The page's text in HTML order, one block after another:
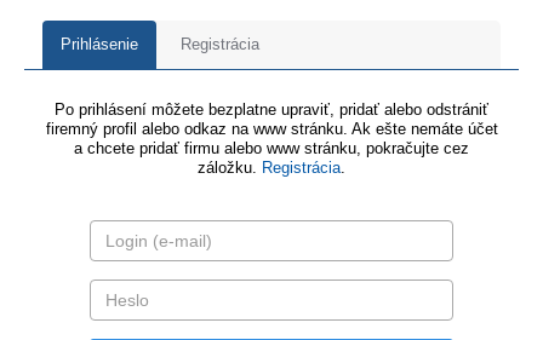
Prihlásenie Registrácia
Po prihlásení môžete bezplatne upraviť, pridať alebo odstrániť
firemný profil alebo odkaz na www stránku. Ak ešte nemáte účet
a chcete pridať firmu alebo www stránku, pokračujte cez
záložku. Registrácia.